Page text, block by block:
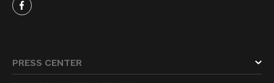
PRESS CENTER